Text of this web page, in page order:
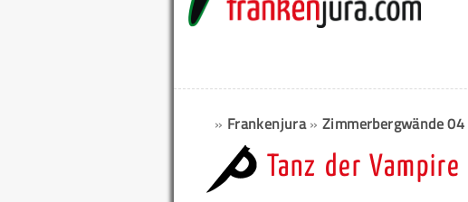
» Frankenjura»Zimmerbergwände
Tanz der